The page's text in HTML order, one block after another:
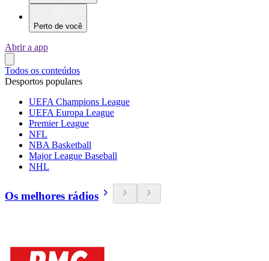
Perto de você
Abrir a app
Todos os conteúdos
Desportos populares
UEFA Champions League
UEFA Europa League
Premier League
NFL
NBA Basketball
Major League Baseball
NHL
Os melhores rádios